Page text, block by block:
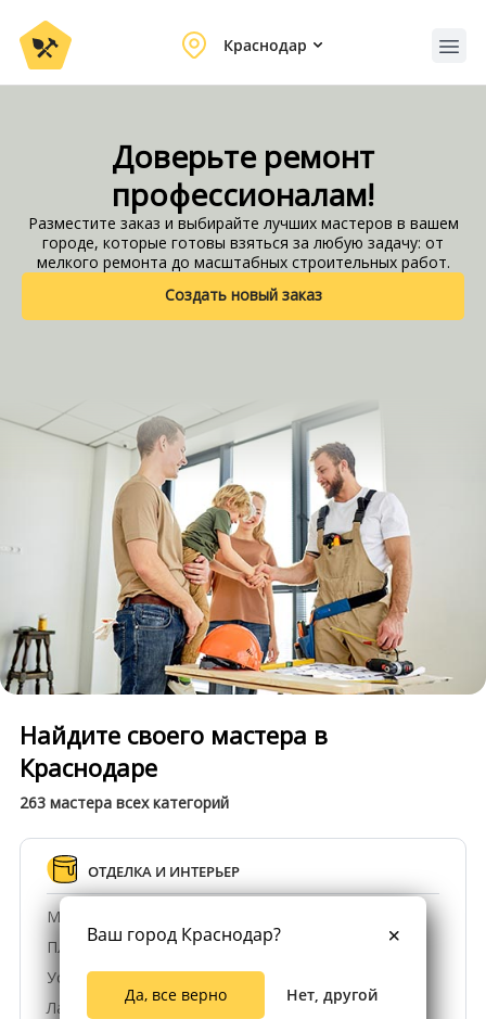
Краснодар
Доверьте ремонт
профессионалам!
Разместите заказ и выбирайте лучших мастеров в вашем
городе, которые готовы взяться за любую задачу: от
мелкого ремонта до масштабных строительных работ.
Создать новый заказ
Краснодар
Найдите своего мастера в
Краснодаре
263 мастера всех категорий
ОТДЕЛКА И ИНТЕРЬЕР
Малярные и штукатурные работы, обои
Плитка и мозаика
Установка межкомнатных, входных дверей
Ламинат, ковролин, линолеум
Ваш город Краснодар?
Да, все верно Нет, другой